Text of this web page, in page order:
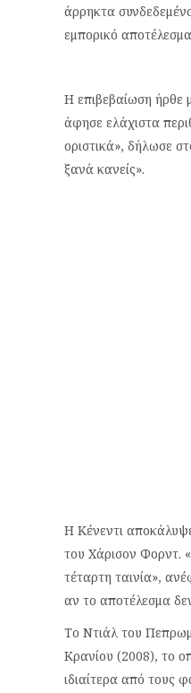
άρρηκτα
εμπορικό
Η επιβεβαίωση ήρθε
άφησε ελάχιστα
οριστικά», δήλωσε
ξανά κανείς».
Η Κένεντι αποκάλυψε
του Χάρισον Φορντ.
τέταρτη ταινία»,
αν το αποτέλεσμα
Το Ντιάλ του
Κρανίου (2008), το
ιδιαίτερα από τους